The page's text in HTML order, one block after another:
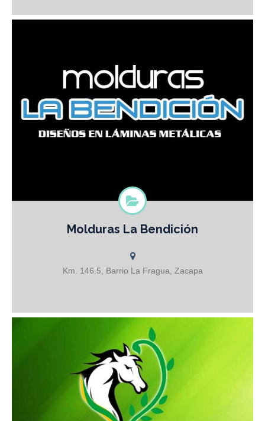
Molduras La Bendición DISEÑOS EN LÁMINAS METÁLICAS
Portones, Ventanas y Muebles PRESUPUESTOS SIN
COMPROMISO
Molduras La Bendición
Km. 146.5, Barrio La Fragua, Zacapa